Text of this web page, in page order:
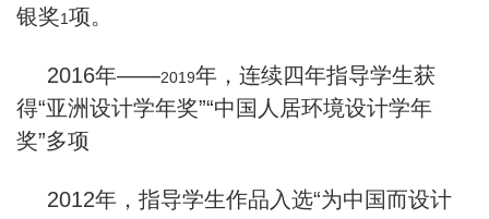
银奖1项。
2016年——2019年，连续四年指导学生获
得“亚洲设计学年奖”“中国人居环境设计学年
奖”多项
2012年，指导学生作品入选“为中国而设计